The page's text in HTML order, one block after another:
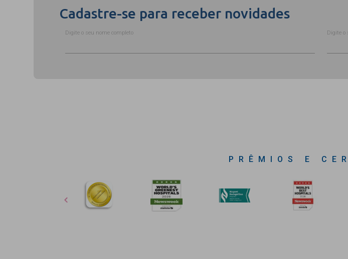
Cadastre-se para receber novidades
Digite o seu nome completo Digite o
PRÊMIOS E